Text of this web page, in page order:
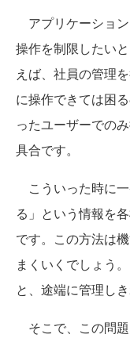
アプリケーショ
操作を制限したい
えば、社員の管理
に操作できては困
ったユーザーでの
具合です。
こういった時に
る」という情報を
です。この方法は
まくいくでしょう
と、途端に管理し
そこで、この問題